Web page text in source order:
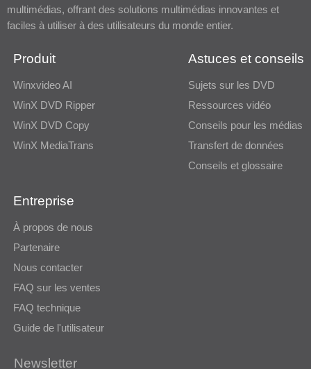
multimédias, offrant des solutions multimédias innovantes et
faciles à utiliser à des utilisateurs du monde entier.
Produit
Winxvideo AI
WinX DVD Ripper
WinX DVD Copy
WinX MediaTrans
Astuces et conseils
Sujets sur les DVD
Ressources vidéo
Conseils pour les médias
Transfert de données
Conseils et glossaire
Entreprise
À propos de nous
Partenaire
Nous contacter
FAQ sur les ventes
FAQ technique
Guide de l'utilisateur
Newsletter